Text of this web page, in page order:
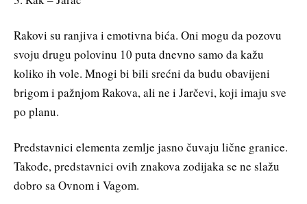
Rakovi su ranjiva i emotivna bića. Oni mogu da pozovu
svoju drugu polovinu 10 puta dnevno samo da kažu
koliko ih vole. Mnogi bi bili srećni da budu obavijeni
brigom i pažnjom Rakova, ali ne i Jarčevi, koji imaju sve
po planu.
Predstavnici elementa zemlje jasno čuvaju lične granice.
Takođe, predstavnici ovih znakova zodijaka se ne slažu
dobro sa Ovnom i Vagom.